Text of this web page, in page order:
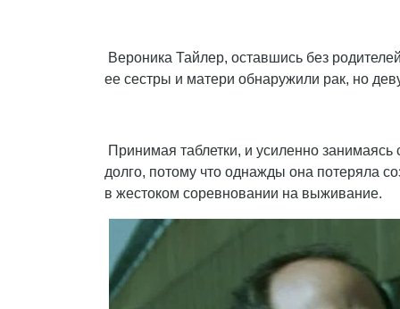
Вероника Тайлер, оставшись без
ее сестры и матери обнаружили рак, но
Принимая таблетки, и усиленно
долго, потому что однажды она потеряла
в жестоком соревновании на выживание.